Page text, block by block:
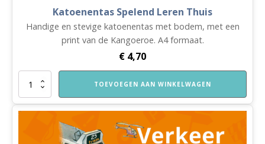
Katoenentas Spelend Leren Thuis
Handige en stevige katoenentas met bodem, met een
print van de Kangoeroe. A4 formaat.
€ 4,70
Katoenentas
Leren
Thuis
TOEVOEGEN AAN WINKELWAGEN